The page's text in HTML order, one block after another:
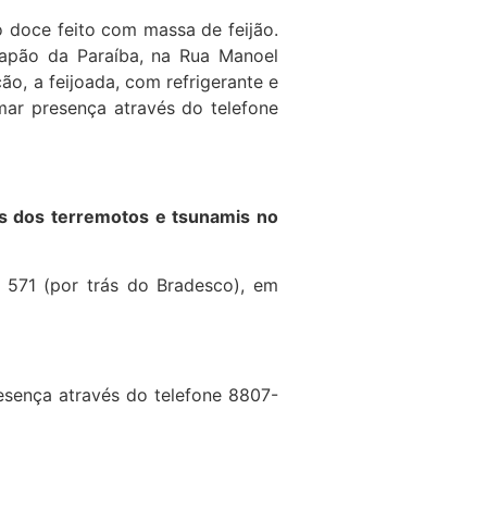
doce feito com massa de feijão.
da Paraíba, na Rua Manoel
a feijoada, com refrigerante e
presença através do telefone
dos terremotos e tsunamis no
571 (por trás do Bradesco), em
através do telefone 8807-